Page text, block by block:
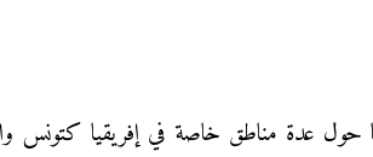
حول عدة مناطق خاصة في إفريقيا